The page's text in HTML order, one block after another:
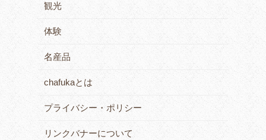
観光
体験
名産品
chafukaとは
プライバシー・ポリシー
リンクバナーについて